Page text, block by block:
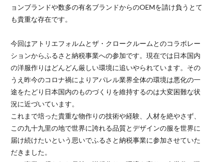
ョンブランドや数多の有名ブランドからのOEMを請け負うとて
も貴重な存在です。
今回はアトリエフォルムとザ・クロークルームとのコラボレー
ションからふるさと納税事業への参加です。現在では日本国内
の洋服作りはどんどん厳しい環境に追いやられています。その
うえ昨今のコロナ禍によりアパレル業界全体の環境は悪化の一
途をたどり日本国内のものづくりを維持するのは大変困難な状
況に近づいています。
これまで培った貴重な物作りの技術や経験、人材を絶やさず、
この九十九里の地で世界に誇れる品質とデザインの服を世界に
届け続けたいという思いでふるさと納税事業に参加させていた
だきました。